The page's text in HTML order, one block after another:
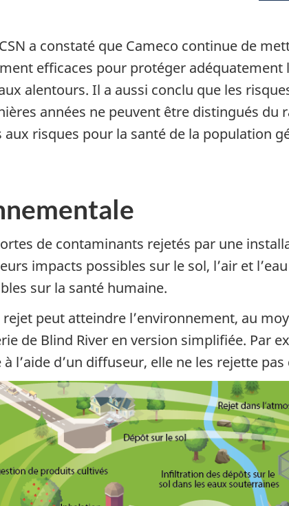
a constaté que Cameco continue de
efficaces pour protéger adéquatement
alentours. Il a aussi conclu que les
années ne peuvent être distingués
risques pour la santé de la population
de contaminants rejetés par une
impacts possibles sur le sol, l’air et
sur la santé humaine.
peut atteindre l’environnement, au
de Blind River en version simplifiée. Par
l’aide d’un diffuseur, elle ne les rejette